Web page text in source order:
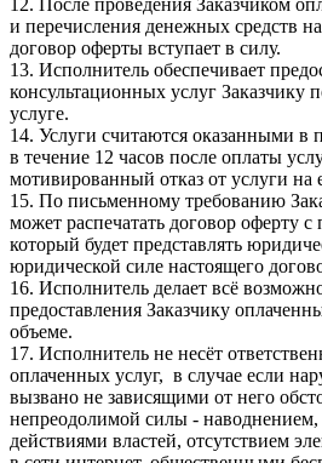
12. После проведения Заказчиком
и перечисления денежных средств
договор оферты вступает в силу.
13. Исполнитель обеспечивает
консультационных услуг Заказчику
услуге.
14. Услуги считаются оказанными в
в течение 12 часов после оплаты
мотивированный отказ от услуги на
15. По письменному требованию
может распечатать договор оферту
который будет представлять
юридической силе настоящего
16. Исполнитель делает всё
предоставления Заказчику
объеме.
17. Исполнитель не несёт
оплаченных услуг, в случае если
вызвано не зависящими от него
непреодолимой силы - наводнением,
действиями властей, отсутствием